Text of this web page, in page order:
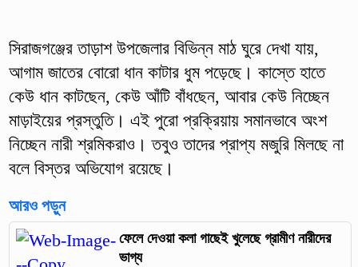
সিরাজগঞ্জের তাড়াশ উপজেলার বিভিন্ন মাঠ ঘুরে দেখা যায়,
আগাম জাতের বোরো ধান কাটার ধুম পড়েছে। কাস্তে হাতে
কেউ ধান কাটছেন, কেউ আঁটি বাঁধছেন, আবার কেউ নিচ্ছেন
মাড়াইয়ের প্রস্তুতি। এই পুরো প্রক্রিয়ায় সমানভাবে অংশ
নিচ্ছেন নারী শ্রমিকরাও। তবুও তাদের প্রাপ্য মজুরি মিলছে না
বলে বিস্তর অভিযোগ রয়েছে।
আরও পড়ুন
ফেলে দেওয়া কলা গাছেই খুলেছে গ্রামীণ নারীদের
ভাগ্য